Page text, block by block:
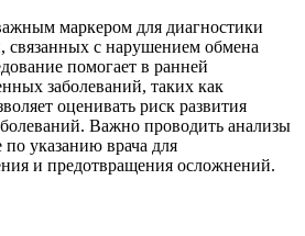
маркером для диагностики
связанных с нарушением обмена
помогает в ранней
заболеваний, таких как
оценивать риск развития
Важно проводить анализы
указанию врача для
и предотвращения осложнений.